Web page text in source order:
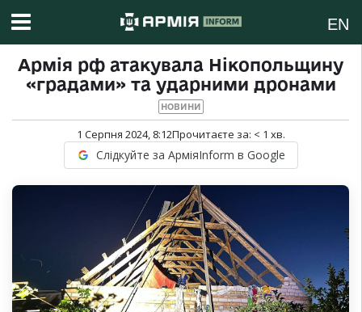
EN
Армія рф атакувала Нікопольщину
«градами» та ударними дронами
НОВИНИ
1 Серпня 2024, 8:12Прочитаєте за: < 1 хв.
Слідкуйте за АрміяInform в Google